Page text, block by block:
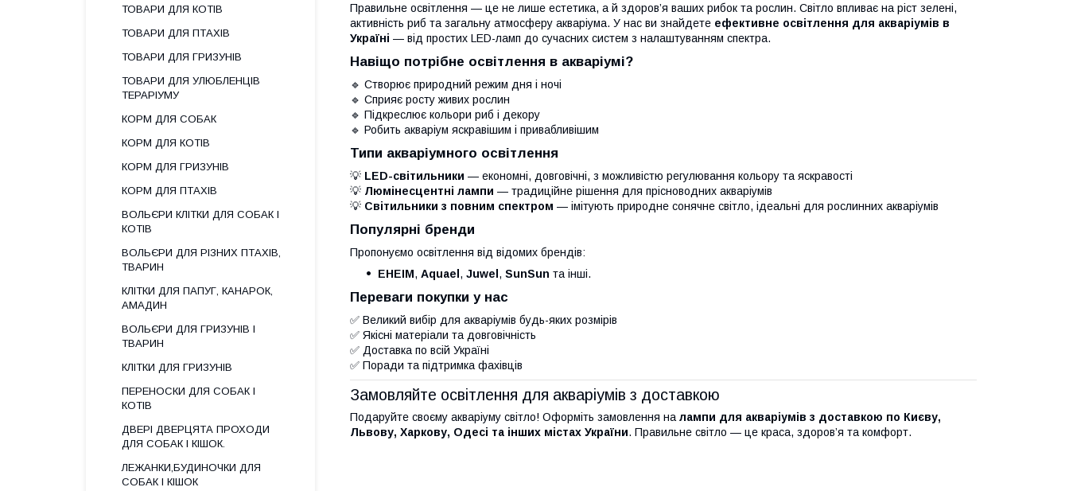
Правильне освітлення — це не лише естетика, а й здоров’я ваших рибок та рослин. Світло впливає на ріст зелені,
активність риб та загальну атмосферу акваріума. У нас ви знайдете ефективне освітлення для акваріумів в
Україні — від простих LED-ламп до сучасних систем з налаштуванням спектра.
Навіщо потрібне освітлення в акваріумі?
🔹 Створює природний режим дня і ночі
🔹 Сприяє росту живих рослин
🔹 Підкреслює кольори риб і декору
🔹 Робить акваріум яскравішим і привабливішим
Типи акваріумного освітлення
💡 LED-світильники — економні, довговічні, з можливістю регулювання кольору та яскравості
💡 Люмінесцентні лампи — традиційне рішення для прісноводних акваріумів
💡 Світильники з повним спектром — імітують природне сонячне світло, ідеальні для рослинних акваріумів
Популярні бренди
Пропонуємо освітлення від відомих брендів:
EHEIM, Aquael , Juwel , SunSun та інші.
Переваги покупки у нас
✅ Великий вибір для акваріумів будь-яких розмірів
✅ Якісні матеріали та довговічність
✅ Доставка по всій Україні
✅ Поради та підтримка фахівців
Замовляйте освітлення для акваріумів з доставкою
Подаруйте своєму акваріуму світло! Оформіть замовлення на лампи для акваріумів з доставкою по Києву,
Львову, Харкову, Одесі та інших містах України. Правильне світло — це краса, здоров’я та комфорт.
ТОВАРИ ДЛЯ КОТІВ
ТОВАРИ ДЛЯ ПТАХІВ
ТОВАРИ ДЛЯ ГРИЗУНІВ
ТОВАРИ ДЛЯ УЛЮБЛЕНЦІВ
ТЕРАРІУМУ
КОРМ ДЛЯ СОБАК
КОРМ ДЛЯ КОТІВ
КОРМ ДЛЯ ГРИЗУНІВ
КОРМ ДЛЯ ПТАХІВ
ВОЛЬЄРИ КЛІТКИ ДЛЯ СОБАК І
КОТІВ
ВОЛЬЄРИ ДЛЯ РІЗНИХ ПТАХІВ,
ТВАРИН
КЛІТКИ ДЛЯ ПАПУГ, КАНАРОК,
АМАДИН
ВОЛЬЄРИ ДЛЯ ГРИЗУНІВ І
ТВАРИН
КЛІТКИ ДЛЯ ГРИЗУНІВ
ПЕРЕНОСКИ ДЛЯ СОБАК І
КОТІВ
ДВЕРІ ДВЕРЦЯТА ПРОХОДИ
ДЛЯ СОБАК І КІШОК.
ЛЕЖАНКИ,БУДИНОЧКИ ДЛЯ
СОБАК І КІШОК